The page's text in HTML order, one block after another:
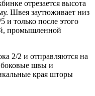
отрезается высота
Швея заутюживает низ
только после этого
промышленной
2/2 и отправляются на
боковые швы и
края шторы